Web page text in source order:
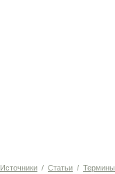
Источники / Статьи / Термины